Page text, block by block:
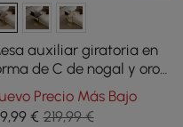
auxiliar giratoria en
de C de nogal y oro
almacenamiento
Precio Más Bajo
,99€ 219,99 €